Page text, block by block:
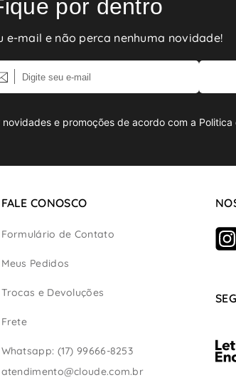
por dentro
e-mail e não perca nenhuma novidade!
e promoções de acordo com a
FALE CONOSCO
Formulário de Contato
Meus Pedidos
Trocas e Devoluções
Frete
Whatsapp: (17) 99666-8253
atendimento@cloude.com.br